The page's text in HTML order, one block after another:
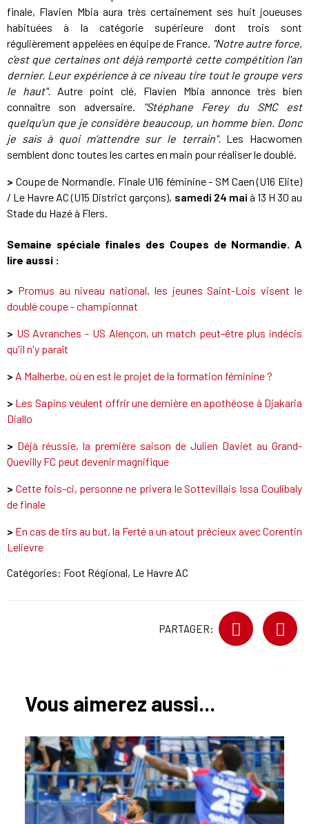
finale, Flavien Mbia aura très certainement ses huit joueuses
habituées à la catégorie supérieure dont trois sont
régulièrement appelées en équipe de France. "Notre autre force,
c’est que certaines ont déjà remporté cette compétition l'an
dernier. Leur expérience à ce niveau tire tout le groupe vers
le haut".Autre point clé, Flavien Mbia annonce très bien
connaître son adversaire.
"Stéphane Ferey du SMC est
quelqu’un que je considère beaucoup, un homme bien. Donc
je sais à quoi m’attendre sur le terrain". Les Hacwomen
semblent donc toutes les cartes en main pour réaliser le doublé.
> Coupe de Normandie. Finale U16 féminine - SM Caen (U16 Elite)
/ Le Havre AC (U15 District garçons), samedi 24 mai à 13 H 30 au
Stade du Hazé à Flers.
Semaine spéciale finales des Coupes de Normandie. A
lire aussi :
> Promus au niveau national, les jeunes Saint-Lois visent le
doublé coupe - championnat
> US Avranches - US Alençon, un match peut-être plus indécis
qu'il n'y paraît
> A Malherbe, où en est le projet de la formation féminine ?
> Les Sapins veulent offrir une dernière en apothéose à Djakaria
Diallo
> Déjà réussie, la première saison de Julien Daviet au Grand-
Quevilly FC peut devenir magnifique
> Cette fois-ci, personne ne privera le Sottevillais Issa Coulibaly
de finale
> En cas de tirs au but, la Ferté a un atout précieux avec Corentin
Lelievre
Catégories: Foot Régional, Le Havre AC
PARTAGER:
Vous aimerez aussi...